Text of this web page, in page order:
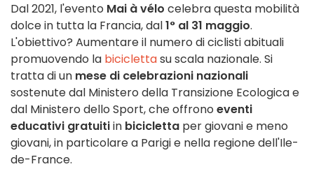
Dal 2021, l'evento Mai à vélo celebra questa mobilità
dolce in tutta la Francia, dal1° al 31 maggio.
L'obiettivo? Aumentare il numero di ciclisti abituali
promuovendo la biciclettasu scala nazionale. Si
tratta di un mese di celebrazioni nazionali
sostenute dal Ministero della Transizione Ecologica e
dal Ministero dello Sport, che offrono eventi
educativi gratuitiin bicicletta per giovani e meno
giovani, in particolare a Parigi e nella regione dell'Ile-
de-France.